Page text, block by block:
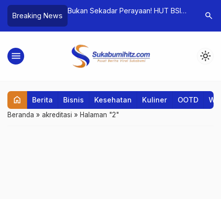
Breaking News
Bukan Sekadar Perayaan! HUT BSI
Era Digital
Valorant
search
menu light_mode
home Berita Bisnis Kesehatan Kuliner OOTD
Beranda » akreditasi » Halaman "2"